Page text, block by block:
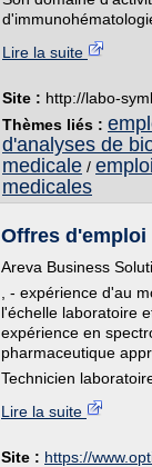
Lire la suite
Site : http://labo-
Thèmes liés :
d'analyses de
medicale /
medicales
Offres d'emploi
Areva Business
, - expérience d'au
l'échelle laboratoire
expérience en
pharmaceutique
Technicien
Lire la suite
Site : https://